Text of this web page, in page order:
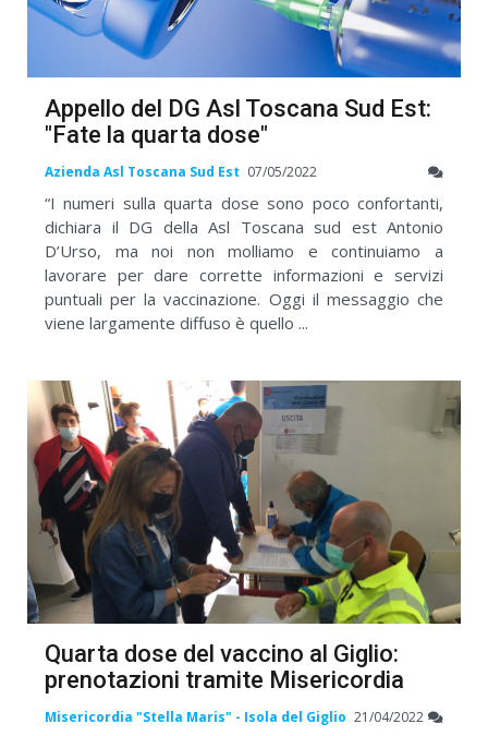
Appello del DG Asl Toscana Sud Est:
"Fate la quarta dose"
Azienda Asl Toscana Sud Est 07/05/2022
“I numeri sulla quarta dose sono poco confortanti,
dichiara il DG della Asl Toscana sud est Antonio
D’Urso, ma noi non molliamo e continuiamo a
lavorare per dare corrette informazioni e servizi
puntuali per la vaccinazione. Oggi il messaggio che
viene largamente diffuso è quello ...
Quarta dose del vaccino al Giglio:
prenotazioni tramite Misericordia
Misericordia "Stella Maris" - Isola del Giglio 21/04/2022